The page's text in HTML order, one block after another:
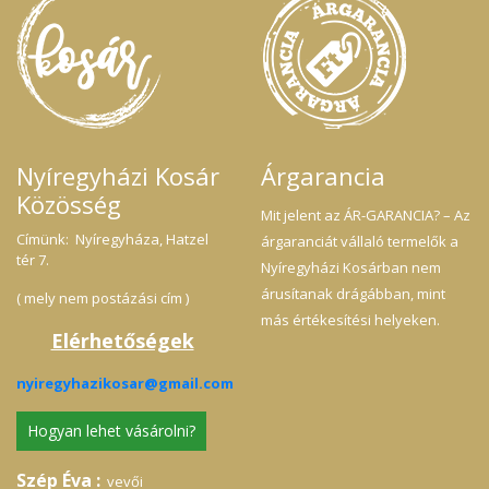
Nyíregyházi Kosár
Közösség
Címünk: Nyíregyháza, Hatzel
tér 7.
( mely nem postázási cím )
Elérhetőségek
nyiregyhazikosar@gmail.com
Hogyan lehet vásárolni?
Szép Éva : vevői
Árgarancia
Mit jelent az ÁR-GARANCIA? – Az
árgaranciát vállaló termelők a
Nyíregyházi Kosárban nem
árusítanak drágábban, mint
más értékesítési helyeken.